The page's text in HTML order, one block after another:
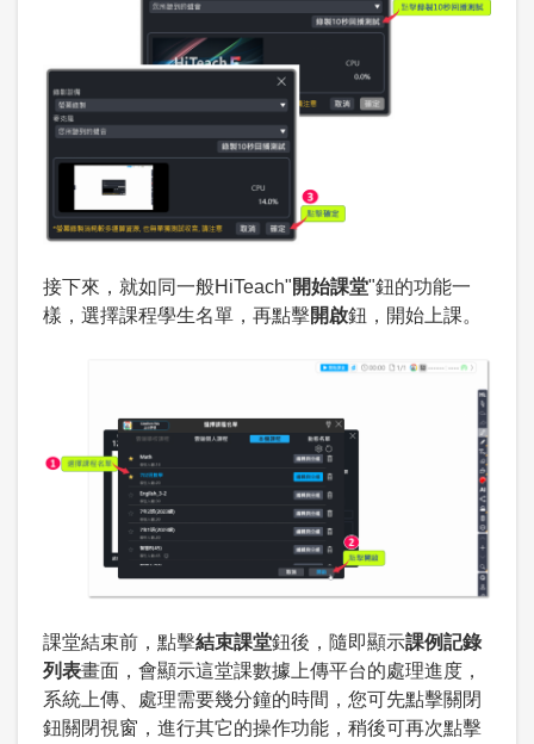
接下來，就如同一般HiTeach"開始課堂"鈕的功能一
樣，選擇課程學生名單，再點擊開啟鈕，開始上課。
課堂結束前，點擊結束課堂鈕後，隨即顯示課例記錄
列表畫面，會顯示這堂課數據上傳平台的處理進度，
系統上傳、處理需要幾分鐘的時間，您可先點擊關閉
鈕關閉視窗，進行其它的操作功能，稍後可再次點擊